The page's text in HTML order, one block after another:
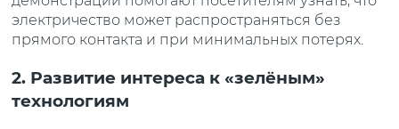
электричество может распространяться без
прямого контакта и при минимальных потерях.
2. Развитие интереса к «зелёным»
технологиям